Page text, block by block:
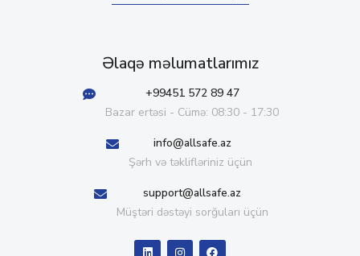
Əlaqə məlumatlarımız
+99451 572 89 47
Bazar ertəsi - Cümə: 08:30 - 17:30
info@allsafe.az
Şərh və təklifləriniz üçün
support@allsafe.az
Müştəri dəstəyi sorğuları üçün